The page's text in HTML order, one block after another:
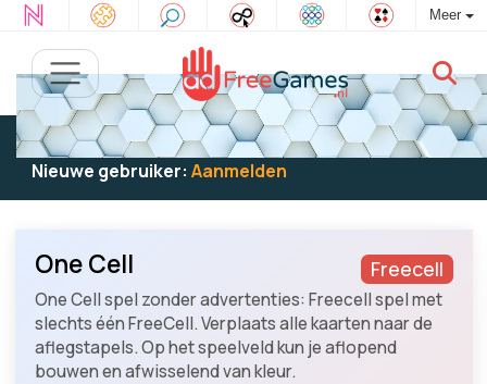
Meer
Bestaande gebruiker: Log in
om te spelen
Nieuwe gebruiker: Aanmelden
Freecell
One Cell
One Cell spel zonder advertenties: Freecell spel met
slechts één FreeCell. Verplaats alle kaarten naar de
aflegstapels. Op het speelveld kun je aflopend
bouwen en afwisselend van kleur.